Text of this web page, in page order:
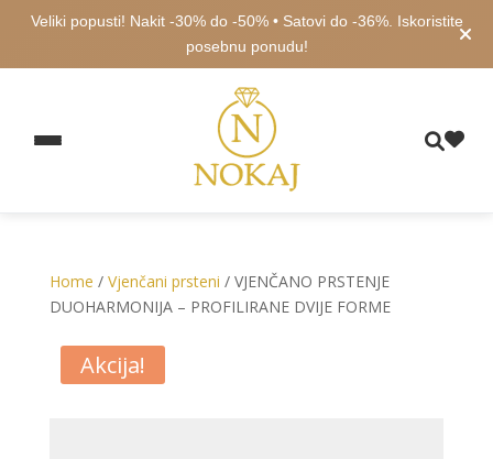
Veliki popusti! Nakit -30% do -50% • Satovi do -36%. Iskoristite
posebnu ponudu!
Home / Vjenčani prsteni / VJENČANO PRSTENJE
DUOHARMONIJA – PROFILIRANE DVIJE FORME
Akcija!